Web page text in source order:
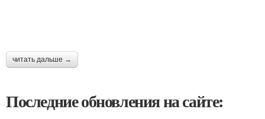
читать дальше →
Последние обновления на сайте: